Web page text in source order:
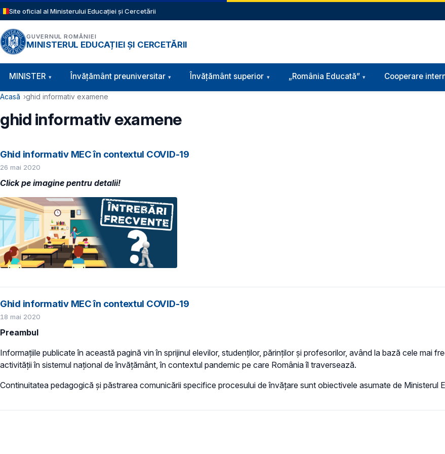
Sari la conținutul principal
Site oficial al Ministerului Educației și Cercetării
GUVERNUL ROMÂNIEI
MINISTERUL EDUCAȚIEI ȘI CERCETĂRII
Navigație principală
MINISTER Învăţământ preuniversitar Învățământ superior „România Educată” Cooperare
Cale de navigare
Acasă ghid informativ examene
ghid informativ examene
Ghid informativ MEC în contextul COVID-19
26 mai 2020
Click pe imagine pentru detalii!
Ghid informativ MEC în contextul COVID-19
18 mai 2020
Preambul
Informațiile publicate în această pagină vin în sprijinul elevilor, studenților, părinților și profesorilor, având la bază cele mai
activității în sistemul național de învățământ, în contextul pandemic pe care România îl traversează.
Continuitatea pedagogică și păstrarea comunicării specifice procesului de învățare sunt obiectivele asumate de Ministerul